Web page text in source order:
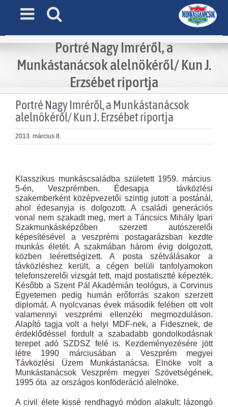
Portré Nagy Imréről, a
Munkástanácsok alelnökéről/ Kun J.
Erzsébet riportja
Portré Nagy Imréről, a Munkástanácsok
alelnökéről/ Kun J. Erzsébet riportja
2013. március 8.
Image
Klasszikus munkáscsaládba született 1959. március
5-én, Veszprémben. Édesapja távközlési
szakemberként középvezetői szintig jutott a postánál,
ahol édesanyja is dolgozott. A családi generációs
vonal nem szakadt meg, mert a Táncsics Mihály Ipari
Szakmunkásképzőben szerzett autószerelői
képesítésével a veszprémi postagarázsban kezdte
munkás életét. A szakmában három évig dolgozott,
közben leérettségizett. A posta szétválásakor a
távközléshez került, a cégen belüli tanfolyamokon
telefonszerelői vizsgát tett, majd postatisztté képezték.
Később a Szent Pál Akadémián teológus, a Corvinus
Egyetemen pedig humán erőforrás szakon szerzett
diplomát. A nyolcvanas évek második felében ott volt
valamennyi veszprémi ellenzéki megmozduláson.
Alapító tagja volt a helyi MDF-nek, a Fidesznek, de
érdeklődéssel fordult a szabadabb gondolkodásnak
terepet adó SZDSZ felé is. Kezdeményezésére jött
létre 1990 márciusában a Veszprém megyei
Távközlési Üzem Munkástanácsa. Elnöke volt a
Munkástanácsok Veszprém megyei Szövetségének,
1995 óta az országos konföderáció alelnöke.
A civil élete kissé rendhagyó módon alakult: lázongó